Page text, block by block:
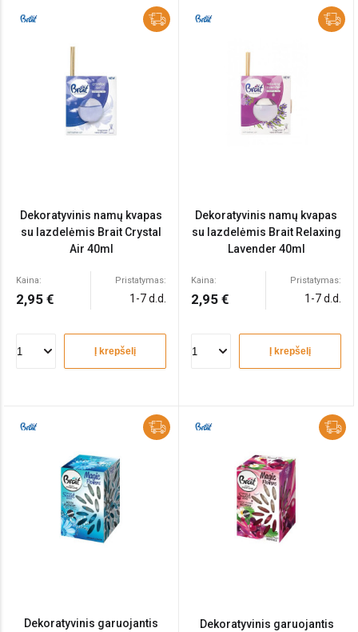
Dekoratyvinis namų kvapas
su lazdelėmis Brait Crystal
Air 40ml
Kaina:
2,95 €
Pristatymas:
1-7 d.d.
Į krepšelį
Dekoratyvinis namų kvapas
su lazdelėmis Brait Relaxing
Lavender 40ml
Kaina:
2,95 €
Pristatymas:
1-7 d.d.
Į krepšelį
Dekoratyvinis garuojantis
Dekoratyvinis garuojantis